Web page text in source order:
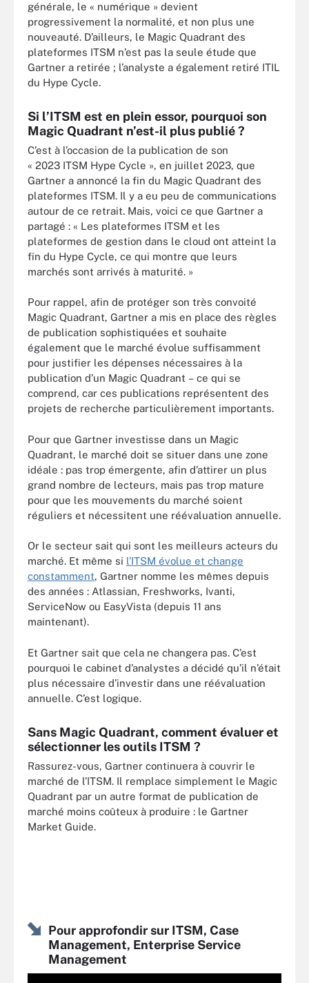
générale, le « numérique » devient
progressivement la normalité, et non plus une
nouveauté. D’ailleurs, le Magic Quadrant des
plateformes ITSM n’est pas la seule étude que
Gartner a retirée ; l’analyste a également retiré ITIL
du Hype Cycle.
Si l’ITSM est en plein essor, pourquoi son
Magic Quadrant n’est-il plus publié ?
C’est à l’occasion de la publication de son
« 2023 ITSM Hype Cycle », en juillet 2023, que
Gartner a annoncé la fin du Magic Quadrant des
plateformes ITSM. Il y a eu peu de communications
autour de ce retrait. Mais, voici ce que Gartner a
partagé : « Les plateformes ITSM et les
plateformes de gestion dans le cloud ont atteint la
fin du Hype Cycle, ce qui montre que leurs
marchés sont arrivés à maturité. »
Pour rappel, afin de protéger son très convoité
Magic Quadrant, Gartner a mis en place des règles
de publication sophistiquées et souhaite
également que le marché évolue suffisamment
pour justifier les dépenses nécessaires à la
publication d’un Magic Quadrant – ce qui se
comprend, car ces publications représentent des
projets de recherche particulièrement importants.
Pour que Gartner investisse dans un Magic
Quadrant, le marché doit se situer dans une zone
idéale : pas trop émergente, afin d’attirer un plus
grand nombre de lecteurs, mais pas trop mature
pour que les mouvements du marché soient
réguliers et nécessitent une réévaluation annuelle.
Or le secteur sait qui sont les meilleurs acteurs du
marché. Et même si l’ITSM évolue et change
constamment, Gartner nomme les mêmes depuis
des années : Atlassian, Freshworks, Ivanti,
ServiceNow ou EasyVista (depuis 11 ans
maintenant).
Et Gartner sait que cela ne changera pas. C’est
pourquoi le cabinet d’analystes a décidé qu’il n’était
plus nécessaire d’investir dans une réévaluation
annuelle. C’est logique.
Sans Magic Quadrant, comment évaluer et
sélectionner les outils ITSM ?
Rassurez-vous, Gartner continuera à couvrir le
marché de l’ITSM. Il remplace simplement le Magic
Quadrant par un autre format de publication de
marché moins coûteux à produire : le Gartner
Market Guide.
Pour approfondir sur ITSM, Case
Management, Enterprise Service
Management